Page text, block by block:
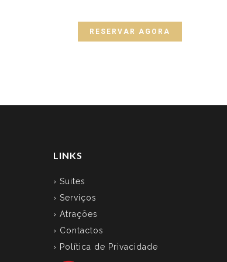
RESERVAR AGORA
LINKS
› Suites
› Serviços
› Atrações
› Contactos
› Política de Privacidade